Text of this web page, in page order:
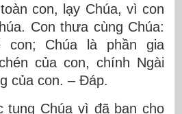
con, lạy Chúa, vì con
Con thưa cùng Chúa:
con; Chúa là phần gia
của con, chính Ngài
của con. – Ðáp.
tụng Chúa vì đã ban cho